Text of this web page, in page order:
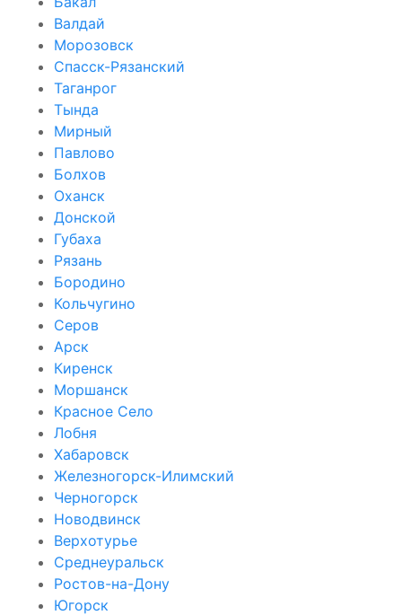
Валдай
Морозовск
Спасск-Рязанский
Таганрог
Тында
Мирный
Павлово
Болхов
Оханск
Донской
Губаха
Рязань
Бородино
Кольчугино
Серов
Арск
Киренск
Моршанск
Красное Село
Лобня
Хабаровск
Железногорск-Илимский
Черногорск
Новодвинск
Верхотурье
Среднеуральск
Ростов-на-Дону
Югорск